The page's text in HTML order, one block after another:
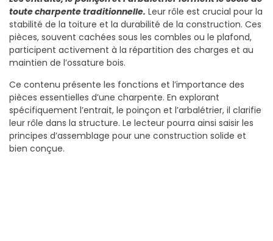
toute charpente traditionnelle. Leur rôle est crucial pour la
stabilité de la toiture et la durabilité de la construction. Ces
pièces, souvent cachées sous les combles ou le plafond,
participent activement à la répartition des charges et au
maintien de l’ossature bois.
Ce contenu présente les fonctions et l’importance des
pièces essentielles d’une charpente. En explorant
spécifiquement l’entrait, le poinçon et l’arbalétrier, il clarifie
leur rôle dans la structure. Le lecteur pourra ainsi saisir les
principes d’assemblage pour une construction solide et
bien conçue.